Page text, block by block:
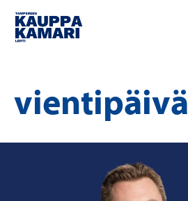
Siirry
sisältöön
vientipäivä